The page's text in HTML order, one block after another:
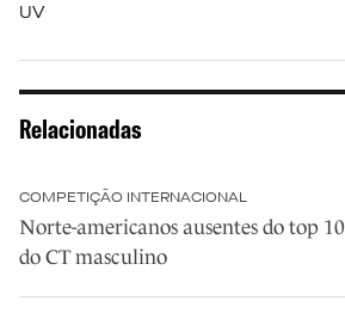
UV
Relacionadas
COMPETIÇÃO INTERNACIONAL
Norte-americanos ausentes do top 10
do CT masculino